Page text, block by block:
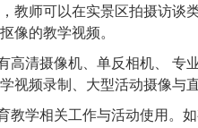
教师可以在实景区拍摄访谈
像的教学视频。
高清摄像机、单反相机、 专
视频录制、大型活动摄像与
教学相关工作与活动使用。